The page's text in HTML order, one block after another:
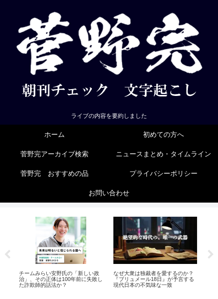
ライブの内容を要約しました
ホーム 初めての方へ
菅野完アーカイブ検索 ニュースまとめ・タイムライン
菅野完 おすすめの品 プライバシーポリシー
お問い合わせ
チームみらい安野氏の「新しい政
治」、その正体は100年前に失敗し
た詐欺師的話法か？
なぜ大衆は独裁者を愛するのか？
『ブリュメール18日』が予言する
現代日本の不気味な一致